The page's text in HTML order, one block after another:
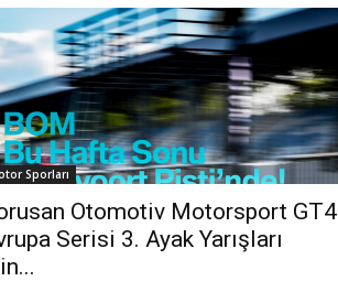
Sporları
Otomotiv Motorsport GT4
Serisi 3. Ayak Yarışları